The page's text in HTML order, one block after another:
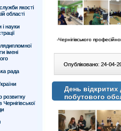
якості
області
і науки
імені
рада
розвитку
Чернігівської
-Чернігівського
Опубліковано: 24-04-
День
побутового